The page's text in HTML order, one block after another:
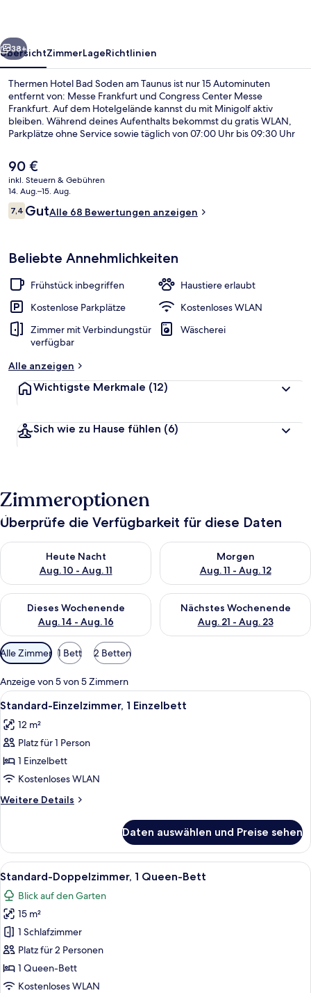
Weiter
38+
ÜbersichtZimmerLageRichtlinien
Thermen Hotel Bad Soden am Taunus ist nur 15 Autominuten
entfernt von: Messe Frankfurt und Congress Center Messe
Frankfurt. Auf dem Hotelgelände kannst du mit Minigolf aktiv
bleiben. Während deines Aufenthalts bekommst du gratis WLAN,
Parkplätze ohne Service sowie täglich von 07:00 Uhr bis 09:30 Uhr
Garten. Die öffentlichen Verkehrsmittel sind ganz in der Nähe: Zur
U-Bahn (S-Bahn-Station Bad Soden (Taunus)) sind es nur 8
Gehminuten.
Der
aktuelle
Preis
beträgt
90 €.
90 €
inkl. Steuern & Gebühren
14. Aug.–15. Aug.
Bewertungen
7,47,4 von 10.
GutAlle 68 Bewertungen anzeigen
Beliebte Annehmlichkeiten
Frühstück inbegriffen
Haustiere erlaubt
Kostenlose Parkplätze
Kostenloses WLAN
Zimmer mit Verbindungstür
verfügbar
Wäscherei
Alle anzeigen
Wichtigste Merkmale (12)
Sich wie zu Hause fühlen (6)
Zimmeroptionen
Überprüfe die Verfügbarkeit für diese Daten
Heute Nacht
Aug. 10 - Aug. 11
Überprüfe die Verfügbarkeit für heute Nacht, Aug. 10 - Aug.
Morgen
Aug. 11 - Aug. 12
Überprüfe die Verfügbarkeit
Dieses Wochenende
Aug. 14 - Aug. 16
Überprüfe die Verfügbarkeit für dieses Wochenende, Aug. 14
Nächstes Wochenende
Aug. 21 - Aug. 23
Überprüfe die Verfügbarkeit
Verfügbare
Filter
für
Zimmer
Alle Zimmer 1 Bett 2 Betten
Anzeige von 5 von 5 Zimmern
Alle
Fotos
für
Standard-
Einzelzimmer,
1 Einzelbett
anzeigen
Ein Hotelzimmer mit Bett,
7
Standard-Einzelzimmer, 1 Einzelbett
12 m²
Platz für 1 Person
1 Einzelbett
Kostenloses WLAN
Weitere Details
Weitere
Einzelzimmer,
1 Einzelbett
Daten auswählen und Preise sehen
Alle
Fotos
für
Standard-
Doppelzimmer,
1
Queen-
Bett
Ein Hotelzimmer mit Bett,
6
Standard-Doppelzimmer, 1 Queen-Bett
Blick auf den Garten
15 m²
1 Schlafzimmer
Platz für 2 Personen
1 Queen-Bett
Kostenloses WLAN